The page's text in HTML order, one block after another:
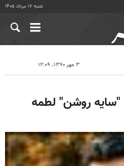
شنبه ۱۷ مرداد ۱۴۰۵
۳ مهر ۱۳۹۰، ۱۲:۰۹
روشن" لطمه